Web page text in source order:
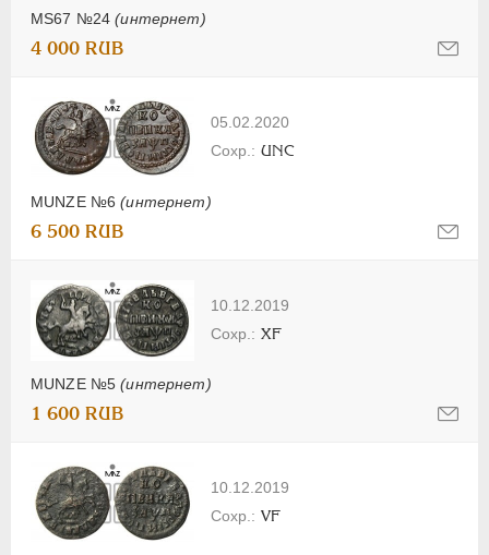
MS67 №24(интернет)
4 000 RUB
05.02.2020
MUNZE №6(интернет)
UNC
6 500 RUB
10.12.2019
MUNZE №5(интернет)
XF
1 600 RUB
10.12.2019
VF